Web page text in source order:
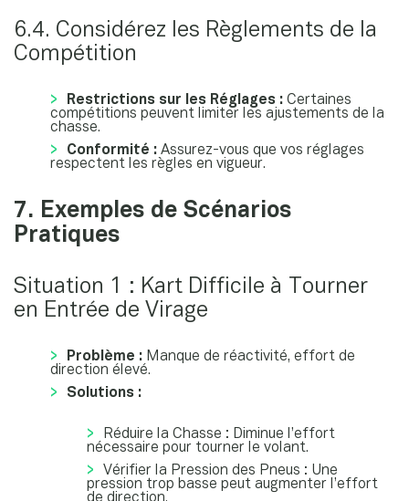
6.4. Considérez les Règlements de la
Compétition
Restrictions sur les Réglages : Certaines
compétitions peuvent limiter les ajustements de la
chasse.
Conformité : Assurez-vous que vos réglages
respectent les règles en vigueur.
7. Exemples de Scénarios
Pratiques
Situation 1 : Kart Difficile à Tourner
en Entrée de Virage
Problème : Manque de réactivité, effort de
direction élevé.
Solutions :
Réduire la Chasse : Diminue l’effort
nécessaire pour tourner le volant.
Vérifier la Pression des Pneus : Une
pression trop basse peut augmenter l’effort
de direction.